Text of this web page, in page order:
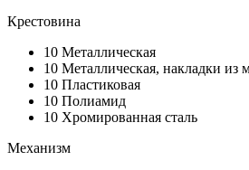
Крестовина
10 Металлическая
10 Металлическая, накладки из
10 Пластиковая
10 Полиамид
10 Хромированная сталь
Механизм